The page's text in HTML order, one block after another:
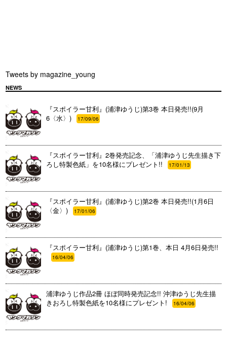
Tweets by magazine_young
NEWS
『スポイラー甘利』(浦津ゆうじ)第3巻 本日発売!!(9月
6〈水〉)
17/09/06
『スポイラー甘利』2巻発売記念、「浦津ゆうじ先生描き下
ろし特製色紙」を10名様にプレゼント!!
17/01/13
『スポイラー甘利』(浦津ゆうじ)第2巻 本日発売!!(1月6日
〈金〉)
17/01/06
『スポイラー甘利』(浦津ゆうじ)第1巻、本日 4月6日発売!!
16/04/06
浦津ゆうじ作品2冊 ほぼ同時発売記念!! 沖津ゆうじ先生描
きおろし特製色紙を10名様にプレゼント!
16/04/06